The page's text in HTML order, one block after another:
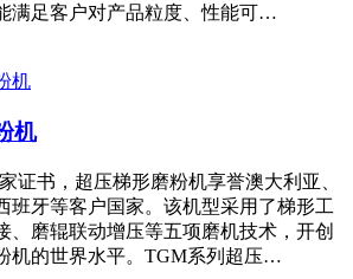
满足客户对产品粒度、性能可…
机
证书，超压梯形磨粉机享誉澳大利亚、
班牙等客户国家。该机型采用了梯形工
、磨辊联动增压等五项磨机技术，开创
机的世界水平。TGM系列超压…